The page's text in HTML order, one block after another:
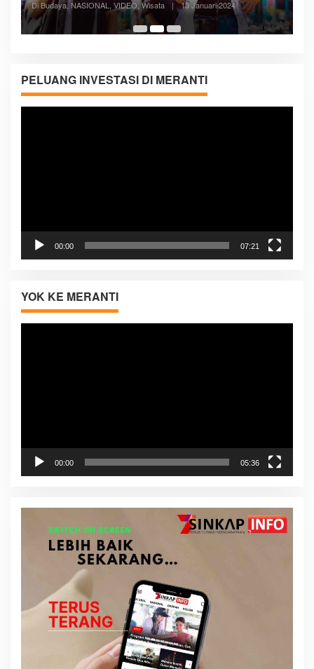
05:08
Di ADVERTORIAL, Kesehatan, VIDEO 27 Desember 2023
PELUANG INVESTASI DI MERANTI
Pemutar
00:00 07:21
YOK KE MERANTI
00:00 05:36